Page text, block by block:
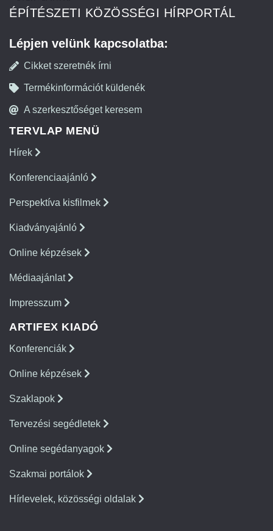
ÉPÍTÉSZETI KÖZÖSSÉGI HÍRPORTÁL
Lépjen velünk kapcsolatba:
Cikket szeretnék írni
Termékinformációt küldenék
A szerkesztőséget keresem
TERVLAP MENÜ
Hírek
Konferenciaajánló
Perspektíva kisfilmek
Kiadványajánló
Online képzések
Médiaajánlat
Impresszum
ARTIFEX KIADÓ
Konferenciák
Online képzések
Szaklapok
Tervezési segédletek
Online segédanyagok
Szakmai portálok
Hírlevelek, közösségi oldalak